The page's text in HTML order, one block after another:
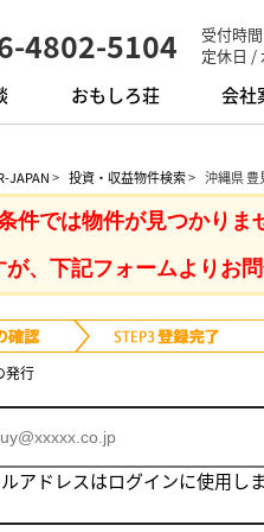
4802-5104
受付時
定休日 /
おもしろ荘 会社
JAPAN> 投資・収益物件検索> 沖縄県 豊
件では物件が見つかりま
、下記フォームよりお問
発行
アドレスはログインに使用しま